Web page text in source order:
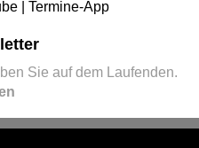
Termine-App
Sie auf dem Laufenden.